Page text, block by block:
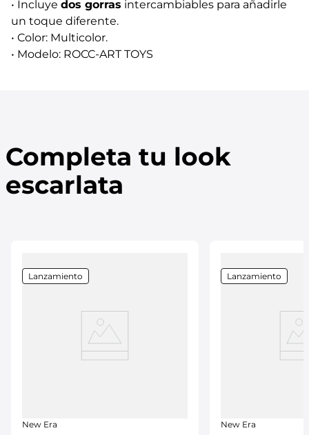
• Incluye dos gorras intercambiables para añadirle
un toque diferente.
• Color: Multicolor.
• Modelo: ROCC-ART TOYS
Completa tu look
escarlata
Lanzamiento
New Era
Lanzamiento
New Era